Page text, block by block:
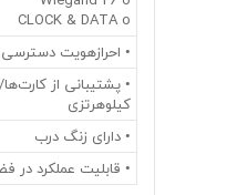
CLOCK & DATA o
• احرازهویت
کیلوهرتزی
• دارای زنگ درب
• قابلیت عملکرد در